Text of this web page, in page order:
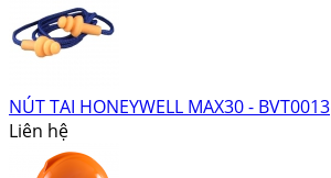
NÚT TAI HONEYWELL MAX30 - BVT0013
Liên hệ